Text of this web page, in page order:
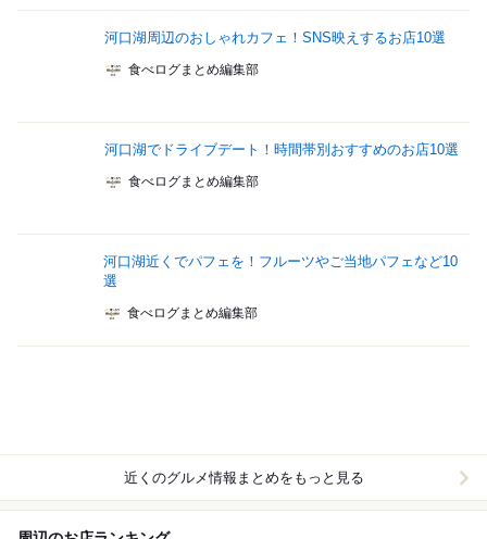
河口湖周辺のおしゃれカフェ！SNS映えするお店10選
食べログまとめ編集部
河口湖でドライブデート！時間帯別おすすめのお店10選
食べログまとめ編集部
河口湖近くでパフェを！フルーツやご当地パフェなど10
選
食べログまとめ編集部
近くのグルメ情報まとめをもっと見る